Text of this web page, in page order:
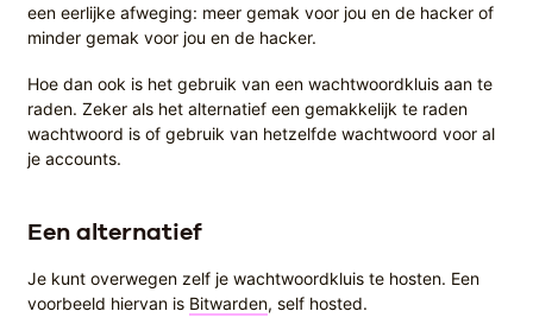
een eerlijke afweging: meer gemak voor jou en de hacker of
minder gemak voor jou en de hacker.
Hoe dan ook is het gebruik van een wachtwoordkluis aan te
raden. Zeker als het alternatief een gemakkelijk te raden
wachtwoord is of gebruik van hetzelfde wachtwoord voor al
je accounts.
Een alternatief
Je kunt overwegen zelf je wachtwoordkluis te hosten. Een
voorbeeld hiervan is Bitwarden, self hosted.